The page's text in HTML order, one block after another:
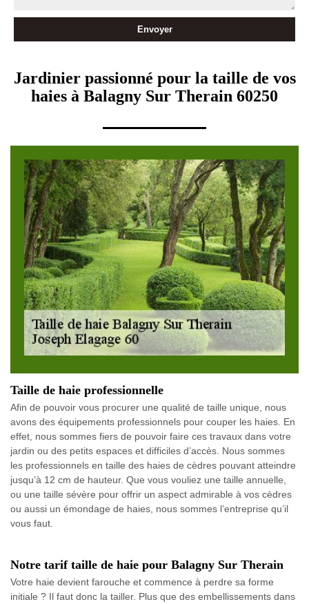
Jardinier passionné pour la taille de vos
haies à Balagny Sur Therain 60250
Taille de haie professionnelle
Afin de pouvoir vous procurer une qualité de taille unique, nous
avons des équipements professionnels pour couper les haies. En
effet, nous sommes fiers de pouvoir faire ces travaux dans votre
jardin ou des petits espaces et difficiles d’accès. Nous sommes
les professionnels en taille des haies de cèdres pouvant atteindre
jusqu’à 12 cm de hauteur. Que vous vouliez une taille annuelle,
ou une taille sévère pour offrir un aspect admirable à vos cèdres
ou aussi un émondage de haies, nous sommes l’entreprise qu’il
vous faut.
Notre tarif taille de haie pour Balagny Sur Therain
Votre haie devient farouche et commence à perdre sa forme
initiale ? Il faut donc la tailler. Plus que des embellissements dans